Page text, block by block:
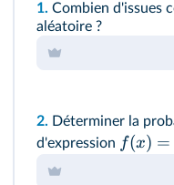
1. Combien d'issues
aléatoire ?
2. Déterminer la
d'expression f(x) =